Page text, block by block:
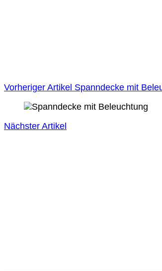
Vorheriger Artikel Spanndecke mit
Nächster Artikel